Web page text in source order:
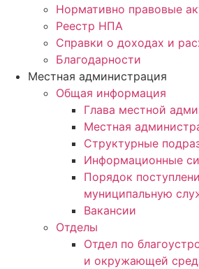
Нормативно правовые
Реестр НПА
Справки о доходах и
Благодарности
Местная администрация
Общая информация
Глава местной
Местная
Структурные
Информационные
Порядок
муниципальную
Вакансии
Отделы
Отдел по
и окружающей